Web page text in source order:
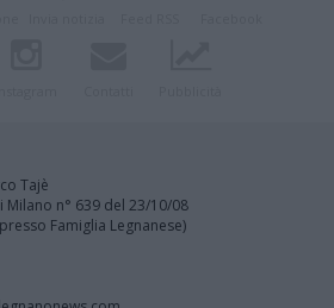
Tajè
n° 639 del 23/10/08
Famiglia Legnanese)